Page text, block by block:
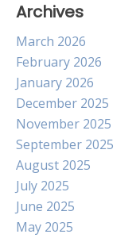
Archives
March 2026
February 2026
January 2026
December 2025
November 2025
September 2025
August 2025
July 2025
June 2025
May 2025